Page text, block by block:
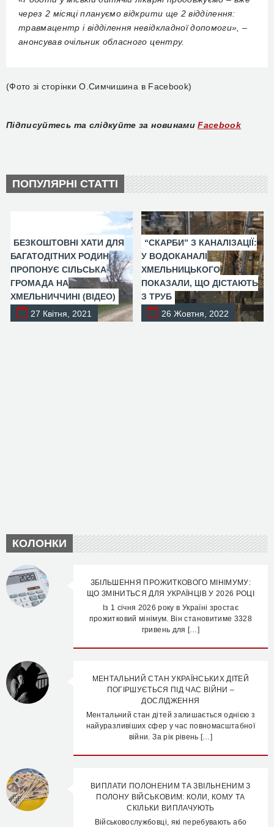
через 2 місяці плануємо відкрити ще 2 відділення:
травмацентр і відділення невідкладної допомоги», –
анонсував очільник обласного центру.
(Фото зі сторінки О.Симчишина в Facebook)
Підписуйтесь та слідкуйте за новинами Facebook
ПОПУЛЯРНІ СТАТТІ
БЕЗКОШТОВНІ ХАТИ ДЛЯ
БАГАТОДІТНИХ РОДИН
ПРОПОНУЄ СІЛЬСЬКА
ГРОМАДА НА
ХМЕЛЬНИЧЧИНІ (ВІДЕО)
27 Квітня, 2021
“СКАРБИ” З КАНАЛІЗАЦІЇ:
У ВОДОКАНАЛІ
ХМЕЛЬНИЦЬКОГО
ПОКАЗАЛИ, ЩО ДІСТАЮТЬ
З ТРУБ
26 Жовтня, 2022
КОЛОНКИ
ЗБІЛЬШЕННЯ ПРОЖИТКОВОГО МІНІМУМУ:
ЩО ЗМІНИТЬСЯ ДЛЯ УКРАЇНЦІВ У 2026 РОЦІ
Із 1 січня 2026 року в Україні зростає
прожитковий мінімум. Він становитиме 3328
гривень для […]
МЕНТАЛЬНИЙ СТАН УКРАЇНСЬКИХ ДІТЕЙ
ПОГІРШУЄТЬСЯ ПІД ЧАС ВІЙНИ –
ДОСЛІДЖЕННЯ
Ментальний стан дітей залишається однією з
найуразливіших сфер у час повномасштабної
війни. За рік рівень […]
ВИПЛАТИ ПОЛОНЕНИМ ТА ЗВІЛЬНЕНИМ З
ПОЛОНУ ВІЙСЬКОВИМ: КОЛИ, КОМУ ТА
СКІЛЬКИ ВИПЛАЧУЮТЬ
Військовослужбовці, які перебувають або